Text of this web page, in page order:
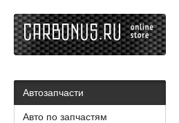
Автозапчасти
Авто по запчастям